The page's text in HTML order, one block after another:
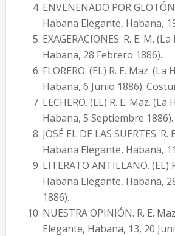
ENVENENADO POR
Habana Elegante, Habana,
EXAGERACIONES. R. E. M.
Habana, 28 Febrero 1886).
FLORERO. (EL) R. E. Maz.
Habana, 6 Junio 1886).
LECHERO. (EL) R. E. Maz.
Habana, 5 Septiembre
JOSÉ EL DE LAS SUERTES. R.
Habana Elegante, Habana,
LITERATO ANTILLANO. (EL)
Habana Elegante, Habana,
1886).
NUESTRA OPINIÓN. R. E.
Elegante, Habana, 13, 20